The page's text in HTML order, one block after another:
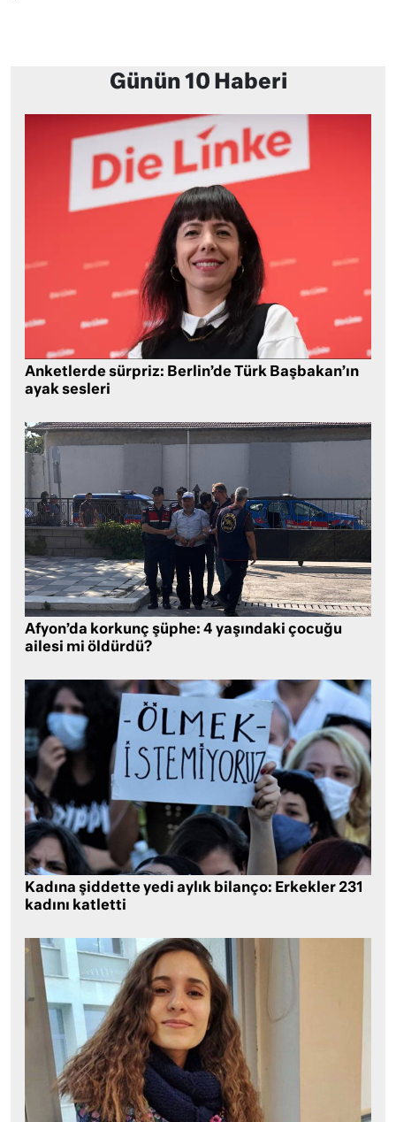
Günün 10 Haberi
Anketlerde sürpriz: Berlin’de Türk Başbakan’ın
ayak sesleri
Afyon’da korkunç şüphe: 4 yaşındaki çocuğu
ailesi mi öldürdü?
Kadına şiddette yedi aylık bilanço: Erkekler 231
kadını katletti